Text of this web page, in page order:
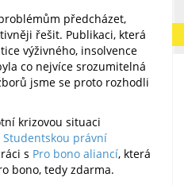
předcházet,
řešit. Publikaci, která
výživného, insolvence
co nejvíce srozumitelná
jsme se proto rozhodli
krizovou situaci
Studentskou právní
s Pro bono aliancí, která
bono, tedy zdarma.